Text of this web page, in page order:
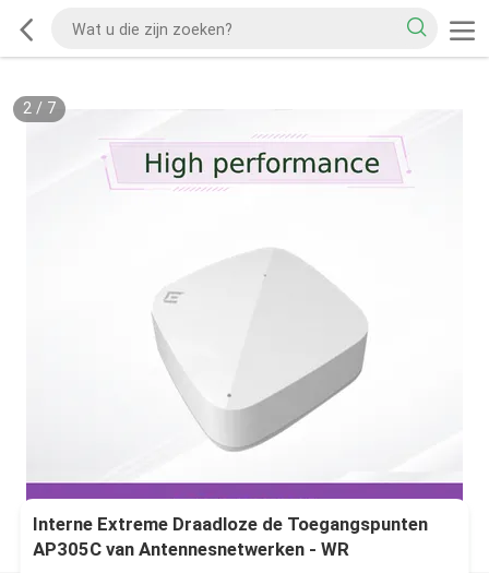
2/ 7
Interne Extreme Draadloze de Toegangspunten
AP305C van Antennesnetwerken - WR